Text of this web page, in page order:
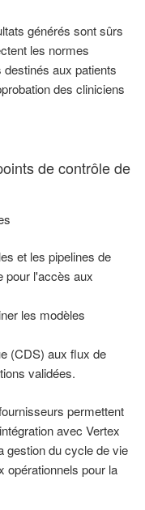
générés sont sûrs
les normes
aux patients
des cliniciens
de contrôle de
et les pipelines de
pour l'accès aux
les modèles
(CDS) aux flux de
validées.
permettent
avec Vertex
gestion du cycle de vie
opérationnels pour la